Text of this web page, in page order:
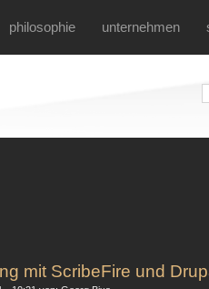
philosophie unternehmen
mit ScribeFire und